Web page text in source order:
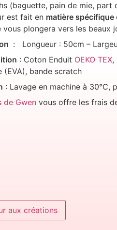
(baguette, pain de mie, part
est fait en matière
vous plongera vers les beaux
: Longueur : 50cm –
: Coton Enduit OEKO TEX,
(EVA), bande scratch
: Lavage en machine à 30°C,
de Gwen vous offre les frais
aux créations